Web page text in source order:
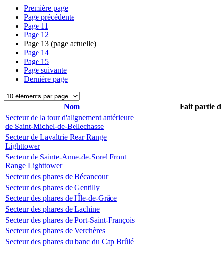
Première page
Page précédente
Page 11
Page 12
Page 13 (page actuelle)
Page 14
Page 15
Page suivante
Dernière page
Nom
Fait partie
Secteur de la tour d'alignement antérieure
de Saint-Michel-de-Bellechasse
Secteur de Lavaltrie Rear Range
Lighttower
Secteur de Sainte-Anne-de-Sorel Front
Range Lighttower
Secteur des phares de Bécancour
Secteur des phares de Gentilly
Secteur des phares de l'Île-de-Grâce
Secteur des phares de Lachine
Secteur des phares de Port-Saint-François
Secteur des phares de Verchères
Secteur des phares du banc du Cap Brûlé